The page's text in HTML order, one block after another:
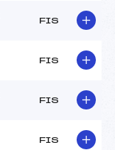
FIS
FIS
FIS
FIS